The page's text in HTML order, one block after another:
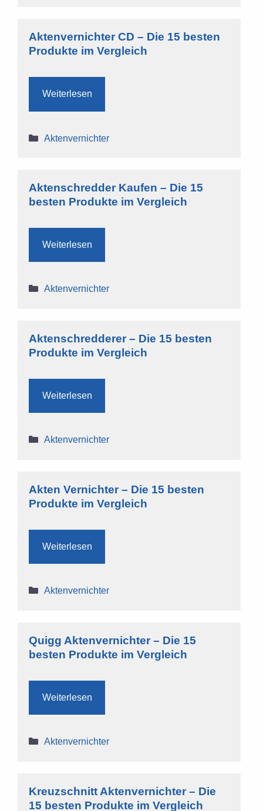
Aktenvernichter CD – Die 15 besten
Produkte im Vergleich
Weiterlesen
Kategorien
Aktenvernichter
Aktenschredder Kaufen – Die 15
besten Produkte im Vergleich
Weiterlesen
Kategorien
Aktenvernichter
Aktenschredderer – Die 15 besten
Produkte im Vergleich
Weiterlesen
Kategorien
Aktenvernichter
Akten Vernichter – Die 15 besten
Produkte im Vergleich
Weiterlesen
Kategorien
Aktenvernichter
Quigg Aktenvernichter – Die 15
besten Produkte im Vergleich
Weiterlesen
Kategorien
Aktenvernichter
Kreuzschnitt Aktenvernichter – Die
15 besten Produkte im Vergleich